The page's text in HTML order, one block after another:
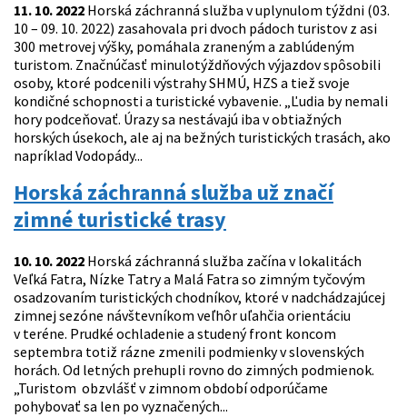
11. 10. 2022 Horská záchranná služba v uplynulom týždni (03.
10 – 09. 10. 2022) zasahovala pri dvoch pádoch turistov z asi
300 metrovej výšky, pomáhala zraneným a zablúdeným
turistom. Značnúčasť minulotýždňových výjazdov spôsobili
osoby, ktoré podcenili výstrahy SHMÚ, HZS a tiež svoje
kondičné schopnosti a turistické vybavenie. „Ľudia by nemali
hory podceňovať. Úrazy sa nestávajú iba v obtiažných
horských úsekoch, ale aj na bežných turistických trasách, ako
napríklad Vodopády...
Horská záchranná služba už značí
zimné turistické trasy
10. 10. 2022 Horská záchranná služba začína v lokalitách
Veľká Fatra, Nízke Tatry a Malá Fatra so zimným tyčovým
osadzovaním turistických chodníkov, ktoré v nadchádzajúcej
zimnej sezóne návštevníkom veľhôr uľahčia orientáciu
v teréne. Prudké ochladenie a studený front koncom
septembra totiž rázne zmenili podmienky v slovenských
horách. Od letných prehupli rovno do zimných podmienok.
„Turistom obzvlášť v zimnom období odporúčame
pohybovať sa len po vyznačených...